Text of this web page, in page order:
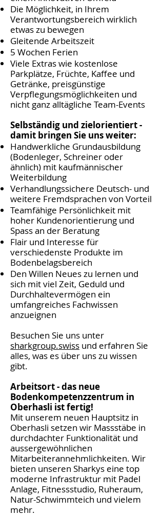
Die Möglichkeit, in Ihrem
Verantwortungsbereich wirklich
etwas zu bewegen
Gleitende Arbeitszeit
5 Wochen Ferien
Viele Extras wie kostenlose
Parkplätze, Früchte, Kaffee und
Getränke, preisgünstige
Verpflegungsmöglichkeiten und
nicht ganz alltägliche Team-Events
Selbständig und zielorientiert -
damit bringen Sie uns weiter:
Handwerkliche Grundausbildung
(Bodenleger, Schreiner oder
ähnlich) mit kaufmännischer
Weiterbildung
Verhandlungssichere Deutsch- und
weitere Fremdsprachen von Vorteil
Teamfähige Persönlichkeit mit
hoher Kundenorientierung und
Spass an der Beratung
Flair und Interesse für
verschiedenste Produkte im
Bodenbelagsbereich
Den Willen Neues zu lernen und
sich mit viel Zeit, Geduld und
Durchhaltevermögen ein
umfangreiches Fachwissen
anzueignen
Besuchen Sie uns unter
sharkgroup.swiss und erfahren Sie
alles, was es über uns zu wissen
gibt.
Arbeitsort - das neue
Bodenkompetenzzentrum in
Oberhasli ist fertig!
Mit unserem neuen Hauptsitz in
Oberhasli setzen wir Massstäbe in
durchdachter Funktionalität und
aussergewöhnlichen
Mitarbeiterannehmlichkeiten. Wir
bieten unseren Sharkys eine top
moderne Infrastruktur mit Padel
Anlage, Fitnessstudio, Ruheraum,
Natur-Schwimmteich und vielem
mehr.